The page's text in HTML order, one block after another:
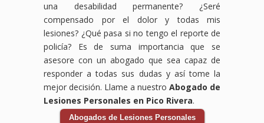
daños
por
tus
lesiones,
gastos
médicos,
pérdida
de
ingresos
perdidos,
daños
al
vehículo
y
cualquier
otra
pérdida
relacionada
con
laboral.
Sabemos
que
enfrentar
accidente
en
el
trabajo
puede
Lynwood,
Downey,
CA,
estamos
comprometidos
a
ayudarte
a
obtener
la
ayudarte
a
obtener
la
compensación
que
mereces
por
tus
lesiones,
aquí
para
proteger
tus
derechos
y
ayudarte
a
obtener
el
una desabilidad permanente? ¿Seré
compensado por el dolor y todas mis
lesiones? ¿Qué pasa si no tengo el reporte de
policía? Es de suma importancia que se
asesore con un abogado que sea capaz de
responder a todas sus dudas y así tome la
mejor decisión. Llame a nuestro Abogado de
Lesiones Personales en Pico Rivera.
Abogados de Lesiones Personales